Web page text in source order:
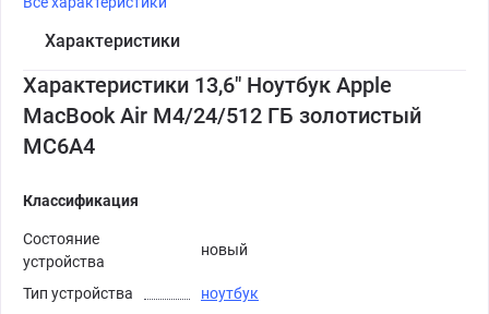
Характеристики
Характеристики 13,6" Ноутбук Apple
MacBook Air M4/24/512 ГБ золотистый
MC6A4
Классификация
Состояние
устройства
новый
Тип устройства
ноутбук